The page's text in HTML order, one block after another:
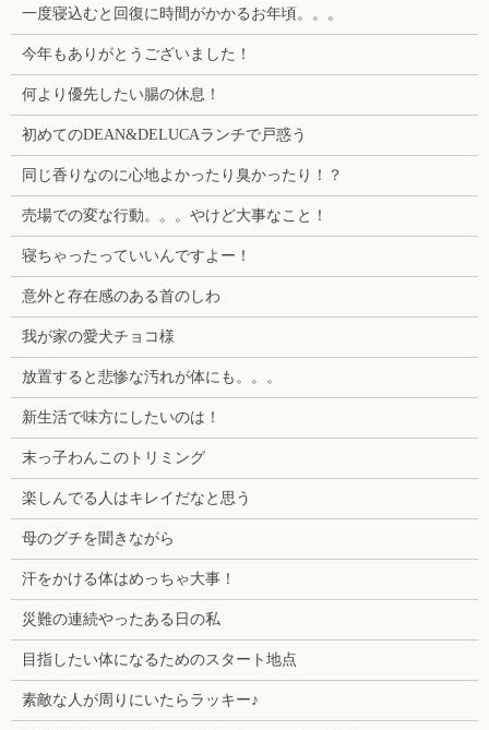
一度寝込むと回復に時間がかかるお年頃。。。
今年もありがとうございました！
何より優先したい腸の休息！
初めてのDEAN&DELUCAランチで戸惑う
同じ香りなのに心地よかったり臭かったり！？
売場での変な行動。。。やけど大事なこと！
寝ちゃったっていいんですよー！
意外と存在感のある首のしわ
我が家の愛犬チョコ様
放置すると悲惨な汚れが体にも。。。
新生活で味方にしたいのは！
末っ子わんこのトリミング
楽しんでる人はキレイだなと思う
母のグチを聞きながら
汗をかける体はめっちゃ大事！
災難の連続やったある日の私
目指したい体になるためのスタート地点
素敵な人が周りにいたらラッキー♪